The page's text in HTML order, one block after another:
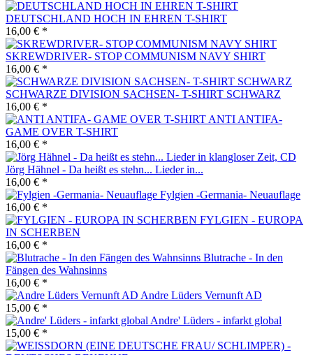
DEUTSCHLAND HOCH IN EHREN T-SHIRT
16,00 € *
SKREWDRIVER- STOP COMMUNISM NAVY SHIRT
16,00 € *
SCHWARZE DIVISION SACHSEN- T-SHIRT SCHWARZ
16,00 € *
ANTI ANTIFA-
GAME OVER T-SHIRT
16,00 € *
Jörg Hähnel - Da heißt es stehn... Lieder in...
16,00 € *
Fylgien -Germania- Neuauflage
16,00 € *
FYLGIEN - EUROPA
IN SCHERBEN
16,00 € *
Blutrache - In den
Fängen des Wahnsinns
16,00 € *
Andre Lüders Vernunft AD
15,00 € *
Andre' Lüders - infarkt global
15,00 € *